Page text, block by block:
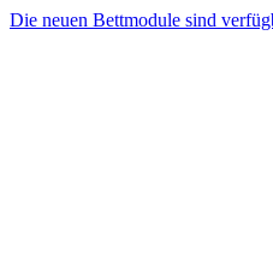
Zum
Die neuen Bettmodule sind